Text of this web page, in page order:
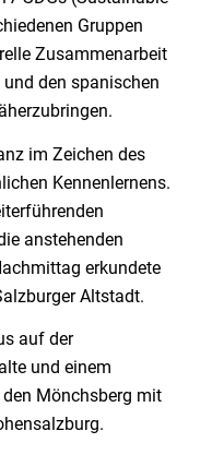
Gruppen
Zusammenarbeit
den spanischen
im Zeichen des
Kennenlernens.
anstehenden
erkundete
Altstadt.
auf der
und einem
Mönchsberg mit